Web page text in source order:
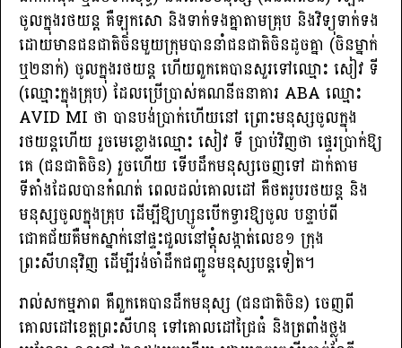
ចូលក្នុងរថយន្ដ គឺឡុកសោ និងទាក់ទងគ្នាតាមគ្រុប និងវិទ្យុទាក់ទង
ដោយមានជនជាតិចិនមួយក្រុមបាននាំជនជាតិចិនដូចគ្នា (ចិនម្នាក់
ឬ២នាក់) ចូលក្នុងរថយន្ដ ហើយពួកគេបានសួរទៅឈ្មោះ សៀវ ទី
(ឈ្មោះក្នុងគ្រុប) ដែលប្រើប្រាស់គណនីធនាគារ ABA ឈ្មោះ
AVID MI ថា បានបង់ប្រាក់ហើយនៅ ព្រោះមនុស្សចូលក្នុង
រថយន្ដហើយ រួចមេខ្លោងឈ្មោះ សៀវ ទី ប្រាប់វិញថា ផ្ទេរប្រាក់ឱ្យ
គេ (ជនជាតិចិន) រួចហើយ ទើបដឹកមនុស្សចេញទៅ ដាក់តាម
ទីតាំងដែលបានកំណត់ ពេលដល់គោលដៅ គឺថតរូបរថយន្ដ និង
មនុស្សចូលក្នុងគ្រុប ដើម្បីឱ្យហ្សូនបើកទ្វារឱ្យចូល បន្ទាប់ពី
ជោគជ័យគឺមកស្នាក់នៅផ្ទះជួលនៅម្ដុំសង្កាត់លេខ១ ក្រុង
ព្រះសីហនុវិញ ដើម្បីរង់ចាំដឹកជញ្ជូនមនុស្សបន្ដទៀត។
រាល់សកម្មភាព គឺពួកគេបានដឹកមនុស្ស (ជនជាតិចិន) ចេញពី
គោលដៅខេត្ដព្រះសីហនុ ទៅគោលដៅជ្រៃធំ និងត្រពាំងថ្លុង